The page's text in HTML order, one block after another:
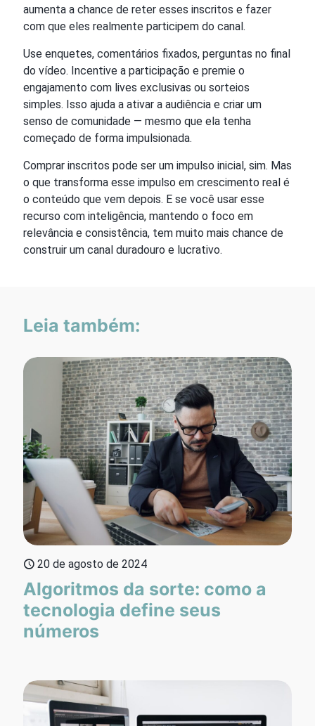
aumenta a chance de reter esses inscritos e fazer
com que eles realmente participem do canal.
Use enquetes, comentários fixados, perguntas no final
do vídeo. Incentive a participação e premie o
engajamento com lives exclusivas ou sorteios
simples. Isso ajuda a ativar a audiência e criar um
senso de comunidade — mesmo que ela tenha
começado de forma impulsionada.
Comprar inscritos pode ser um impulso inicial, sim. Mas
o que transforma esse impulso em crescimento real é
o conteúdo que vem depois. E se você usar esse
recurso com inteligência, mantendo o foco em
relevância e consistência, tem muito mais chance de
construir um canal duradouro e lucrativo.
Leia também:
20 de agosto de 2024
Algoritmos da sorte: como a
tecnologia define seus
números